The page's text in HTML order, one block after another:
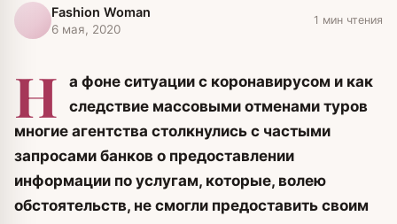
Fashion Woman
6 мая, 2020
1 мин чтения
Н
а фоне ситуации с коронавирусом и как
следствие массовыми отменами туров
многие агентства столкнулись с частыми
запросами банков о предоставлении
информации по услугам, которые, волею
обстоятельств, не смогли предоставить своим